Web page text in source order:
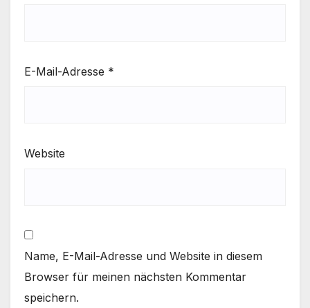
E-Mail-Adresse *
Website
Name, E-Mail-Adresse und Website in diesem
Browser für meinen nächsten Kommentar
speichern.